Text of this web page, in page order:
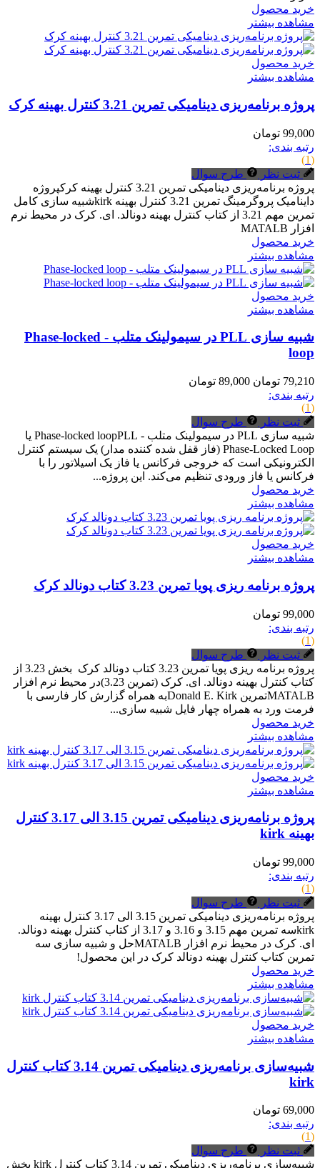
خرید محصول
مشاهده بیشتر
خرید محصول
مشاهده بیشتر
پروژه برنامه‌ریزی دینامیکی تمرین 3.21 کنترل بهینه کرک
99,000 تومان
رتبه بندی:
(1)
ثبت نظر
طرح سوال
پروژه برنامه‌ریزی دینامیکی تمرین 3.21 کنترل بهینه کرکپروژه
داینامیک پروگرمینگ تمرین 3.21 کنترل بهینه kirkشبیه سازی کامل
تمرین مهم 3.21 از کتاب کنترل بهینه دونالد. ای. کرک در محیط نرم
افزار MATALB
خرید محصول
مشاهده بیشتر
خرید محصول
مشاهده بیشتر
شبیه سازی PLL در سیمولینک متلب - Phase-locked
loop
79,210 تومان
89,000 تومان
رتبه بندی:
(1)
ثبت نظر
طرح سوال
شبیه سازی PLL در سیمولینک متلب - Phase-locked loopPLL یا
Phase-Locked Loop (فاز قفل شده کننده مدار) یک سیستم کنترل
الکترونیکی است که خروجی فرکانس یا فاز یک اسیلاتور را با
فرکانس یا فاز ورودی تنظیم می‌کند. این پروژه...
خرید محصول
مشاهده بیشتر
خرید محصول
مشاهده بیشتر
پروژه برنامه ریزی پویا تمرین 3.23 کتاب دونالد کرک
99,000 تومان
رتبه بندی:
(1)
ثبت نظر
طرح سوال
پروژه برنامه ریزی پویا تمرین 3.23 کتاب دونالد کرک بخش 3.23 از
کتاب کنترل بهینه دونالد. ای. کرک (تمرین 3.23)در محیط نرم افزار
MATALBتمرین Donald E. Kirkبه همراه گزارش کار فارسی با
فرمت ورد به همراه چهار فایل شبیه سازی...
خرید محصول
مشاهده بیشتر
خرید محصول
مشاهده بیشتر
پروژه برنامه‌ریزی دینامیکی تمرین 3.15 الی 3.17 کنترل
بهینه kirk
99,000 تومان
رتبه بندی:
(1)
ثبت نظر
طرح سوال
پروژه برنامه‌ریزی دینامیکی تمرین 3.15 الی 3.17 کنترل بهینه
kirkسه تمرین مهم 3.15 و 3.16 و 3.17 از کتاب کنترل بهینه دونالد.
ای. کرک در محیط نرم افزار MATALBحل و شبیه سازی سه
تمرین کتاب کنترل بهینه دونالد کرک در این محصول!
خرید محصول
مشاهده بیشتر
خرید محصول
مشاهده بیشتر
شبیه‌سازی برنامه‌ریزی دینامیکی تمرین 3.14 کتاب کنترل
kirk
69,000 تومان
رتبه بندی:
(1)
ثبت نظر
طرح سوال
شبیه‌سازی برنامه‌ریزی دینامیکی تمرین 3.14 کتاب کنترل kirk بخش